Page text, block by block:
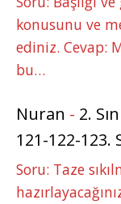
konusunu ve
ediniz. Cevap:
bu…
Nuran - 2.
121-122-123.
Soru: Taze